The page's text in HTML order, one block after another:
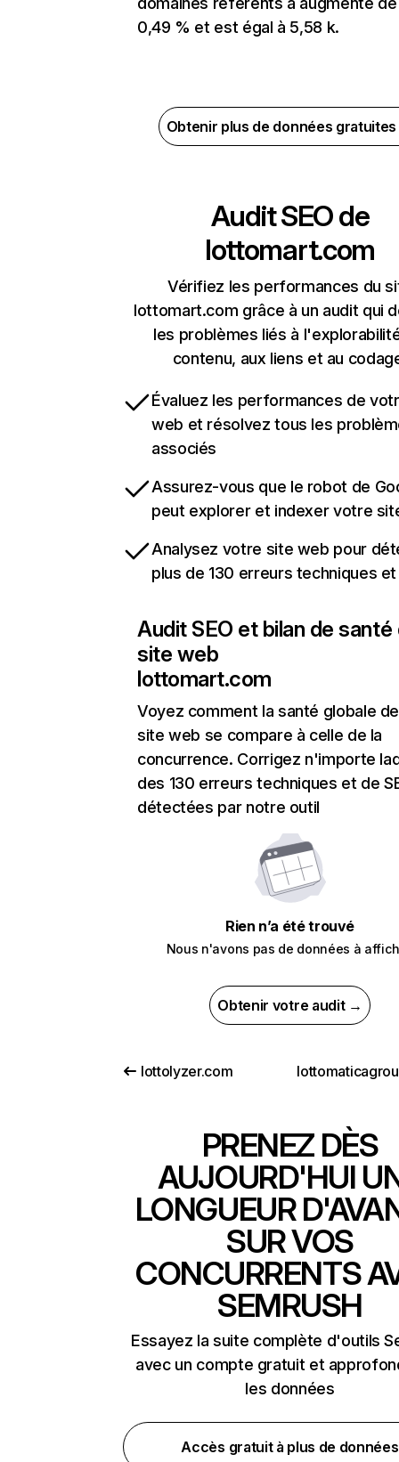
0,49 % et est égal à 5,58 k.
Obtenir plus de données
Audit SEO de
lottomart.com
Vérifiez les performances du
lottomart.com grâce à un audit qui
les problèmes liés à
contenu, aux liens et au
Évaluez les performances de
web et résolvez tous les
associés
Assurez-vous que le robot de
peut explorer et indexer votre
Analysez votre site web pour
plus de 130 erreurs techniques et
Audit SEO et bilan de santé
site web
lottomart.com
Voyez comment la santé globale
site web se compare à celle de la
concurrence. Corrigez n'importe
des 130 erreurs techniques et de
détectées par notre outil
Rien n’a été trouvé
Nous n'avons pas de données à
Obtenir votre audit →
lottolyzer.com
PRENEZ DÈS
AUJOURD'HUI
LONGUEUR
SUR VOS
CONCURRENTS
SEMRUSH
Essayez la suite complète d'outils
avec un compte gratuit et
les données
Accès gratuit à plus de données